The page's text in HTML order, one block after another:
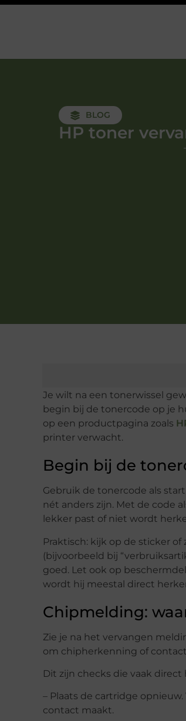
BLOG
HP toner
Je wilt na een tonerwissel
begin bij de tonercode op je
op een productpagina zoals
printer verwacht.
Begin bij de
Gebruik de tonercode als
nét anders zijn. Met de code
lekker past of niet wordt
Praktisch: kijk op de sticker
(bijvoorbeeld bij
goed. Let ook op
wordt hij meestal direct
Chipmelding:
Zie je na het vervangen
om chipherkenning of
Dit zijn checks die vaak direct
– Plaats de cartridge
contact maakt.